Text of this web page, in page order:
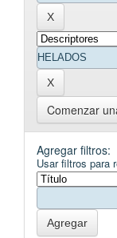
Comenzar
Agregar filtros:
Usar filtros para